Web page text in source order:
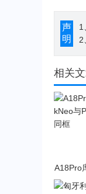
声
明
1
2
相关
A18Pro
eo与